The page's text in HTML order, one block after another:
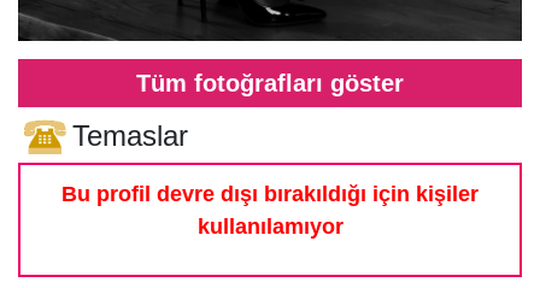
Tüm fotoğrafları göster
Temaslar
Bu profil devre dışı bırakıldığı için kişiler
kullanılamıyor